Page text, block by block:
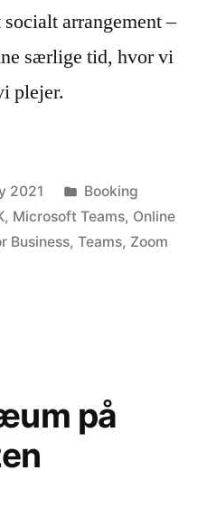
arrangement –
særlige tid, hvor vi
plejer.
2021
Posted
in
Booking
, Microsoft Teams, Online
Business, Teams, Zoom
på